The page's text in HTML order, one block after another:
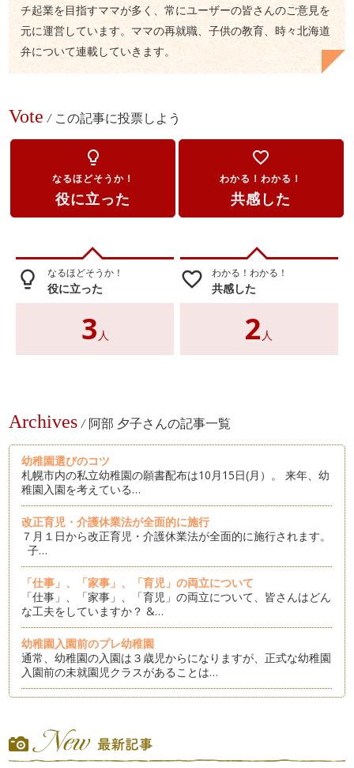
チ起業を目指すママが多く、常にユーザーの皆さんのご意見を
元に運営しています。ママの再就職、子供の教育、時々北海道
弁について連載していきます。
Vote / この記事に投票しよう
lightbulb_outline
なるほどそうか！
役に立った
favorite_border
わかる！わかる！
共感した
lightbulb_outline なるほどそうか！
役に立った
3 人
favorite_border わかる！わかる！
共感した
2 人
Archives / 阿部 夕子さんの記事一覧
幼稚園選びのコツ
札幌市内の私立幼稚園の願書配布は10月15日(月）。 来年、幼
稚園入園を考えている…
改正育児・介護休業法が全面的に施行
７月１日から改正育児・介護休業法が全面的に施行されます。
子…
「仕事」、「家事」、「育児」の両立について
「仕事」、「家事」、「育児」の両立について、皆さんはどん
な工夫をしていますか？ &…
幼稚園入園前のプレ幼稚園
通常、幼稚園の入園は３歳児からになりますが、正式な幼稚園
入園前の未就園児クラスがあることは…
りました。 …